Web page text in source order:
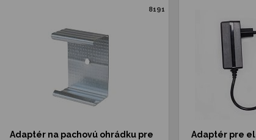
8191
Adaptér na pachovú ohrádku pre
Adaptér pre